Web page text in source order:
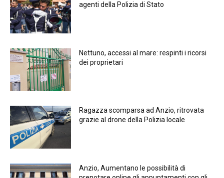
agenti della Polizia di Stato
Nettuno, accessi al mare: respinti i ricorsi
dei proprietari
Ragazza scomparsa ad Anzio, ritrovata
grazie al drone della Polizia locale
Anzio, Aumentano le possibilità di